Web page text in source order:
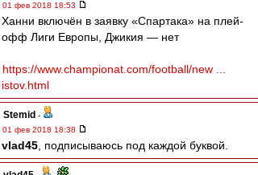
01 фев 2018 18:53
Ханни включён в заявку «Спартака» на плей-
офф Лиги Европы, Джикия — нет
https://www.championat.com/football/new ...
istov.html
Stemid -
01 фев 2018 18:38
vlad45 , подписываюсь под каждой буквой.